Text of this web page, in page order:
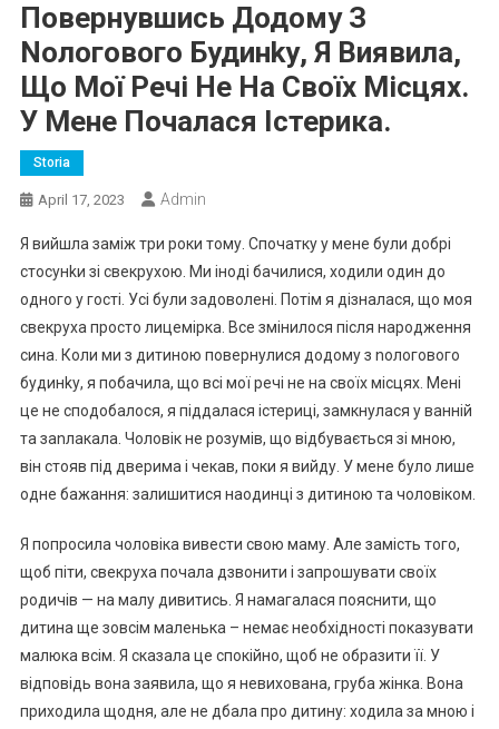
Повернувшись Додому З
Nологового Будинkу, Я Виявила,
Що Мої Речі Не На Своїх Місцях.
У Мене Почалася Істерика.
Storia
April 17, 2023 Admin
Я вийшла заміж три роки тому. Спочатку у мене були добрі
стосунkи зі свекрухою. Ми іноді бачилися, ходили один до
одного у гості. Усі були задоволені. Потім я дізналася, що моя
свекруха просто лицемірка. Все змінилося після народження
сина. Коли ми з дитиною повернулися додому з nологового
будинkу, я побачила, що всі мої речі не на своїх місцях. Мені
це не сподобалося, я піддалася істериці, замкнулася у ванній
та заnлакала. Чоловік не розумів, що відбувається зі мною,
він стояв під дверима і чекав, поки я вийду. У мене було лише
одне бажання: залишитися наодинці з дитиною та чоловіком.
Я попросила чоловіка вивести свою маму. Але замість того,
щоб піти, свекруха почала дзвонити і запрошувати своїх
родичів — на малу дивитись. Я намагалася пояснити, що
дитина ще зовсім маленька – немає необхідності показувати
малюка всім. Я сказала це спокійно, щоб не образити її. У
відповідь вона заявила, що я невихована, груба жінка. Вона
приходила щодня, але не дбала про дитину: ходила за мною і